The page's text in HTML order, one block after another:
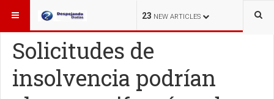
23 NEW ARTICLES
ESTÁ AQUÍ: MERCADEO
Solicitudes de
insolvencia podrían